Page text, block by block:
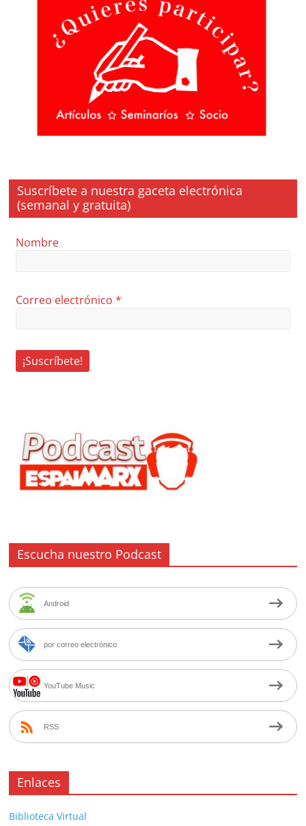
Suscríbete a nuestra gaceta electrónica
(semanal y gratuita)
Nombre
Correo electrónico*
Escucha nuestro Podcast
Android
por correo electrónico
YouTube Music
RSS
Enlaces
Biblioteca Virtual